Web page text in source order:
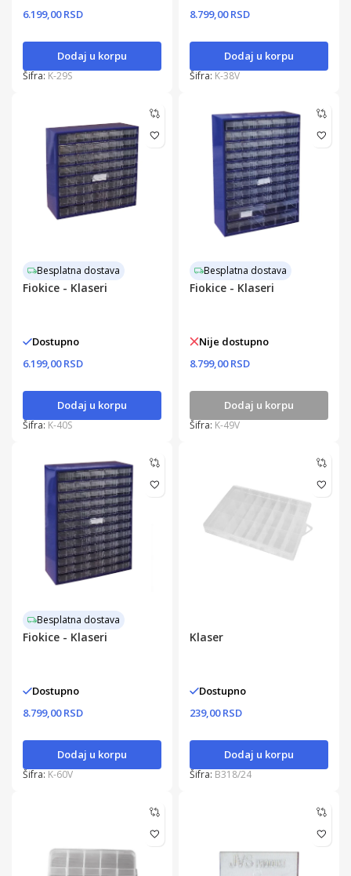
6.199,00 RSD
Dodaj u korpu
Šifra: K-29S
8.799,00 RSD
Dodaj u korpu
Šifra: K-38V
Besplatna dostava
Fiokice - Klaseri
Dostupno
6.199,00 RSD
Dodaj u korpu
Šifra: K-40S
Besplatna dostava
Fiokice - Klaseri
Nije dostupno
8.799,00 RSD
Dodaj u korpu
Šifra: K-49V
Besplatna dostava
Fiokice - Klaseri
Dostupno
8.799,00 RSD
Dodaj u korpu
Šifra: K-60V
Klaser
Dostupno
239,00 RSD
Dodaj u korpu
Šifra: B318/24